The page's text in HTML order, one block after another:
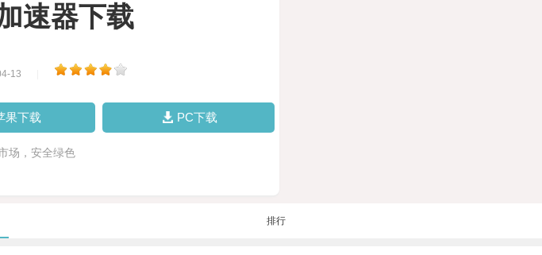
速器下载
13
果下载 PC下载
场，安全绿色
排行